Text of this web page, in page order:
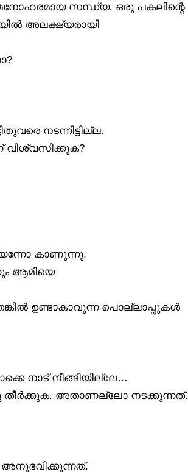
മനോഹരമായ സന്ധ്യ. ഒരു പകലിന്റെ
അലക്ഷ്യരായി
നടന്നിട്ടില്ല.
കാണുന്നു.
ആമിയെ
ഉണ്ടാകാവുന്ന പൊല്ലാപ്പുകൾ
നാട് നീങ്ങിയില്ലേ…
തീർക്കുക. അതാണല്ലോ നടക്കുന്നത്.